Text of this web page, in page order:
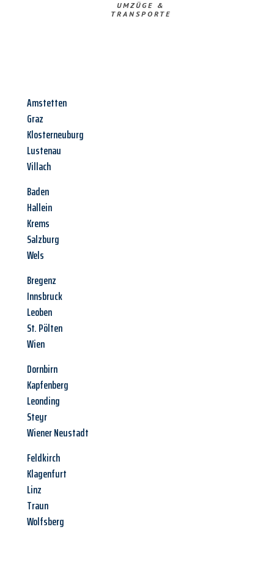
UMZÜGE &
TRANSPORTE
Amstetten
Graz
Klosterneuburg
Lustenau
Villach
Baden
Hallein
Krems
Salzburg
Wels
Bregenz
Innsbruck
Leoben
St. Pölten
Wien
Dornbirn
Kapfenberg
Leonding
Steyr
Wiener Neustadt
Feldkirch
Klagenfurt
Linz
Traun
Wolfsberg